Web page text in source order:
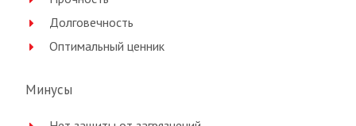
Долговечность
Оптимальный ценник
Минусы